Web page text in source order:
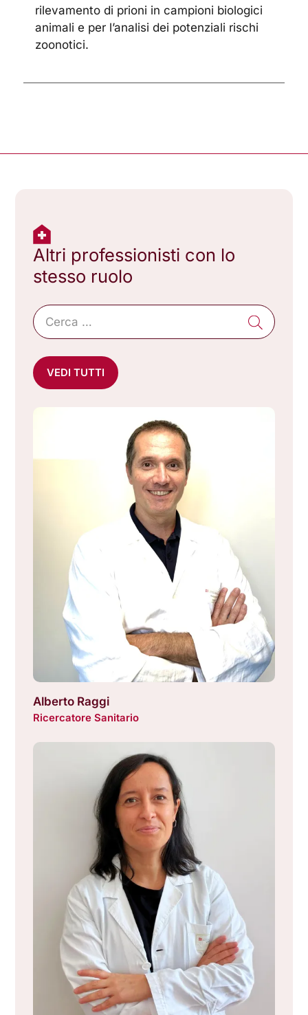
rilevamento di prioni in campioni biologici
animali e per l’analisi dei potenziali rischi
zoonotici.
Altri professionisti con lo
stesso ruolo
VEDI TUTTI
Alberto Raggi
Ricercatore Sanitario